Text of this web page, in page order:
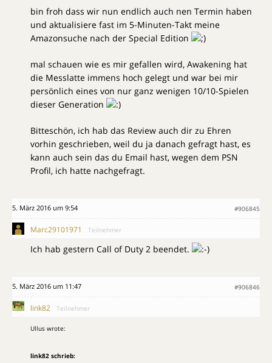
bin froh dass wir nun endlich auch nen Termin haben
und aktualisiere fast im 5-Minuten-Takt meine
Amazonsuche nach der Special Edition
mal schauen wie es mir gefallen wird, Awakening hat
die Messlatte immens hoch gelegt und war bei mir
persönlich eines von nur ganz wenigen 10/10-Spielen
dieser Generation
Bitteschön, ich hab das Review auch dir zu Ehren
vorhin geschrieben, weil du ja danach gefragt hast, es
kann auch sein das du Email hast, wegen dem PSN
Profil, ich hatte nachgefragt.
5. März 2016 um 9:54 #906845
Marc29101971 Teilnehmer
Ich hab gestern Call of Duty 2 beendet.
5. März 2016 um 11:47 #906846
link82 Teilnehmer
Ullus wrote:
link82 schrieb: